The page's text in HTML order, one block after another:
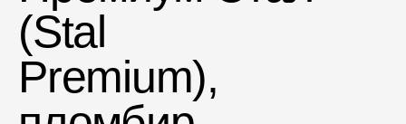
Комплектующие для фасадов
Пленки и мембраны
(Stal
Premium),